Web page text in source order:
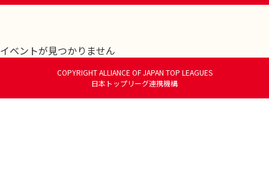
イベントが見つかりません
COPYRIGHT ALLIANCE OF JAPAN TOP LEAGUES
日本トップリーグ連携機構